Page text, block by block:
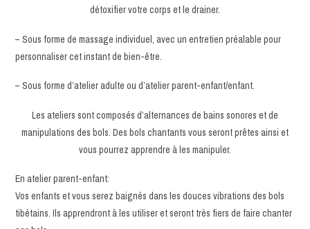
détoxifier votre corps et le drainer.
– Sous forme de massage individuel, avec un entretien préalable pour
personnaliser cet instant de bien-être.
– Sous forme d’atelier adulte ou d’atelier parent-enfant/enfant.
Les ateliers sont composés d’alternances de bains sonores et de
manipulations des bols. Des bols chantants vous seront prêtes ainsi et
vous pourrez apprendre à les manipuler.
En atelier parent-enfant:
Vos enfants et vous serez baignés dans les douces vibrations des bols
tibétains. Ils apprendront à les utiliser et seront très fiers de faire chanter